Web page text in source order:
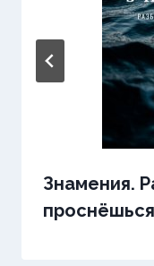
Знамения.
проснёшься